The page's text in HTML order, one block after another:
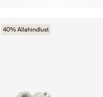
40% Allahindlust